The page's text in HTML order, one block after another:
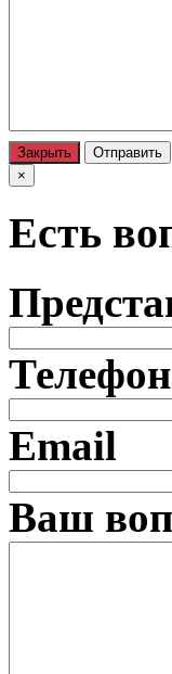
Хотите
Есть
Телефон